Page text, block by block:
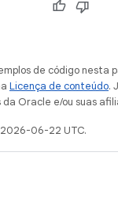
de código nesta
Licença de conteúdo.
Oracle e/ou suas
06-22 UTC.